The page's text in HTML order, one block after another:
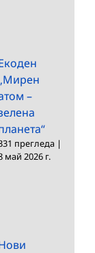
–
прегледа |
май 2026 г.